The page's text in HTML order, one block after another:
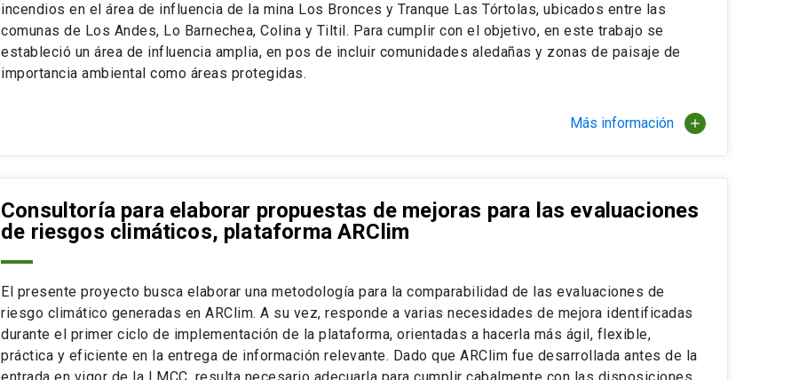
incendios en el área de influencia de la mina Los Bronces y Tranque Las Tórtolas, ubicados entre las
comunas de Los Andes, Lo Barnechea, Colina y Tiltil. Para cumplir con el objetivo, en este trabajo se
estableció un área de influencia amplia, en pos de incluir comunidades aledañas y zonas de paisaje de
importancia ambiental como áreas protegidas.
Más información add
Consultoría para elaborar propuestas de mejoras para las evaluaciones
de riesgos climáticos, plataforma ARClim
El presente proyecto busca elaborar una metodología para la comparabilidad de las evaluaciones de
riesgo climático generadas en ARClim. A su vez, responde a varias necesidades de mejora identificadas
durante el primer ciclo de implementación de la plataforma, orientadas a hacerla más ágil, flexible,
práctica y eficiente en la entrega de información relevante. Dado que ARClim fue desarrollada antes de la